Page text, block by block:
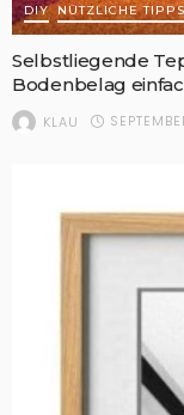
DIY NÜTZLICHE TIPPS
Selbstliegende
Bodenbelag
KLAU